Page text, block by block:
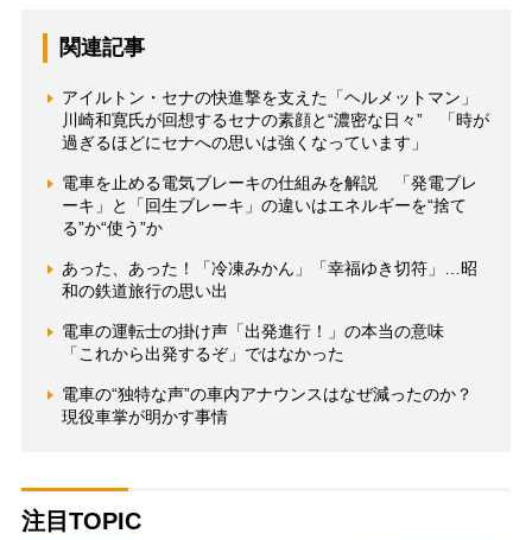
関連記事
アイルトン・セナの快進撃を支えた「ヘルメットマン」
川崎和寛氏が回想するセナの素顔と“濃密な日々” 「時が
過ぎるほどにセナへの思いは強くなっています」
電車を止める電気ブレーキの仕組みを解説 「発電ブレ
ーキ」と「回生ブレーキ」の違いはエネルギーを“捨て
る”か“使う”か
あった、あった！「冷凍みかん」「幸福ゆき切符」…昭
和の鉄道旅行の思い出
電車の運転士の掛け声「出発進行！」の本当の意味
「これから出発するぞ」ではなかった
電車の“独特な声”の車内アナウンスはなぜ減ったのか？
現役車掌が明かす事情
注目TOPIC